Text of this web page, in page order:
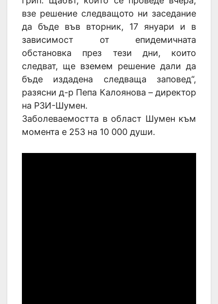
взе решение следващото ни заседание
да бъде във вторник, 17 януари и в
зависимост от епидемичната
обстановка през тези дни, които
следват, ще вземем решение дали да
бъде издадена следваща заповед“,
разясни д-р Пепа Калоянова – директор
на РЗИ-Шумен.
Заболеваемостта в област Шумен към
момента е 253 на 10 000 души.